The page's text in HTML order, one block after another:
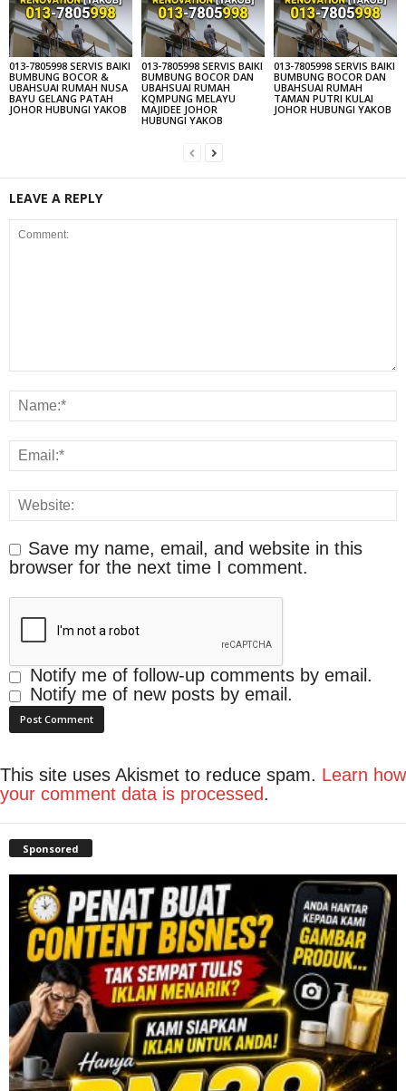
013-7805998 SERVIS BAIKI
BUMBUNG BOCOR &
UBAHSUAI RUMAH NUSA
BAYU GELANG PATAH
JOHOR HUBUNGI YAKOB
013-7805998 SERVIS BAIKI
BUMBUNG BOCOR DAN
UBAHSUAI RUMAH
KQMPUNG MELAYU
MAJIDEE JOHOR
HUBUNGI YAKOB
013-7805998 SERVIS BAIKI
BUMBUNG BOCOR DAN
UBAHSUAI RUMAH
TAMAN PUTRI KULAI
JOHOR HUBUNGI YAKOB
LEAVE A REPLY
Save my name, email, and website in this
browser for the next time I comment.
Notify me of follow-up comments by email.
Notify me of new posts by email.
This site uses Akismet to reduce spam. Learn how
your comment data is processed.
Sponsored